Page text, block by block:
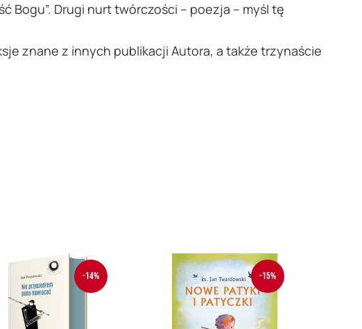
Drugi nurt twórczości – poezja – myśl tę
znane z innych publikacji Autora, a także trzynaście
-14% -15%